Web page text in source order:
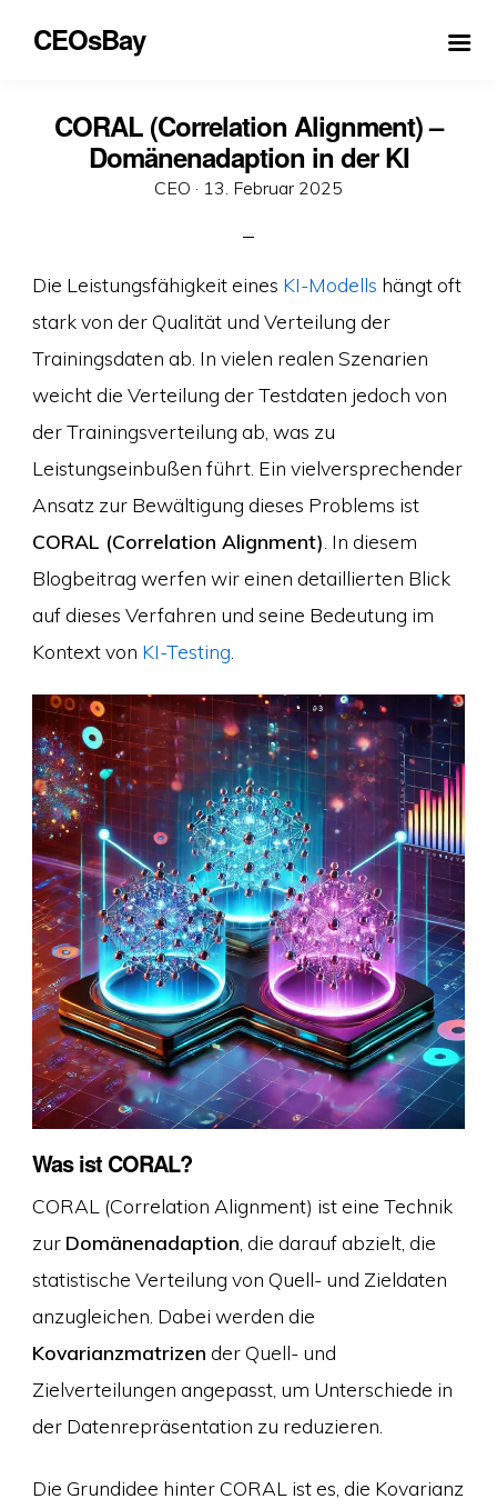
CEOsBay
CORAL (Correlation Alignment) –
Domänenadaption in der KI
CEO · Veröffentlicht
13. Februar 2025
Die Leistungsfähigkeit eines KI-Modells hängt oft
stark von der Qualität und Verteilung der
Trainingsdaten ab. In vielen realen Szenarien
weicht die Verteilung der Testdaten jedoch von
der Trainingsverteilung ab, was zu
Leistungseinbußen führt. Ein vielversprechender
Ansatz zur Bewältigung dieses Problems ist
CORAL (Correlation Alignment) . In diesem
Blogbeitrag werfen wir einen detaillierten Blick
auf dieses Verfahren und seine Bedeutung im
Kontext von KI-Testing
Was ist CORAL?
CORAL (Correlation Alignment) ist eine Technik
zur Domänenadaption , die darauf abzielt, die
statistische Verteilung von Quell- und Zieldaten
anzugleichen. Dabei werden die
Kovarianzmatrizen der Quell- und
Zielverteilungen angepasst, um Unterschiede in
der Datenrepräsentation zu reduzieren.
Die Grundidee hinter CORAL ist es, die Kovarianz